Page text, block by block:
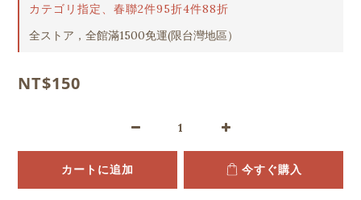
カテゴリ指定、春聯2件95折4件88折
全ストア，全館滿1500免運(限台灣地區）
NT$150
カートに追加 今すぐ購入